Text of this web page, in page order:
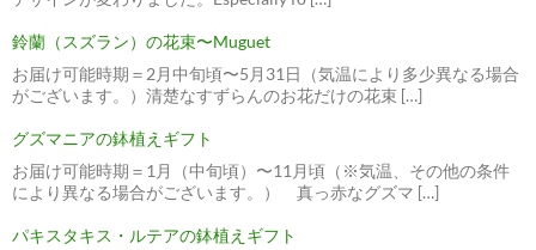
鈴蘭（スズラン）の花束〜Muguet
お届け可能時期＝2月中旬頃〜5月31日（気温により多少異なる場合
がございます。）清楚なすずらんのお花だけの花束 […]
グズマニアの鉢植えギフト
お届け可能時期＝1月（中旬頃）〜11月頃（※気温、その他の条件
により異なる場合がございます。） 真っ赤なグズマ […]
パキスタキス・ルテアの鉢植えギフト